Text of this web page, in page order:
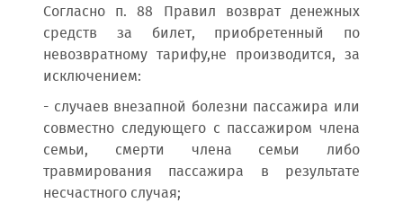
Согласно п. 88 Правил возврат денежных
средств за билет, приобретенный по
невозвратному тарифу,не производится, за
исключением:
- случаев внезапной болезни пассажира или
совместно следующего с пассажиром члена
семьи, смерти члена семьи либо
травмирования пассажира в результате
несчастного случая;